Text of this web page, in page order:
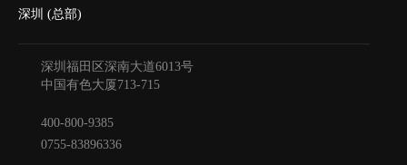
深圳 (总部)
深圳福田区深南大道6013号
中国有色大厦713-715
400-800-9385
0755-83896336